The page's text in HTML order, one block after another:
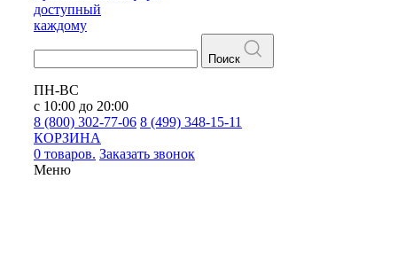
доступный
каждому
Поиск
ПН-ВС
с 10:00 до 20:00
8 (800) 302-77-06 8 (499) 348-15-11
КОРЗИНА
0 товаров. Заказать звонок
Меню